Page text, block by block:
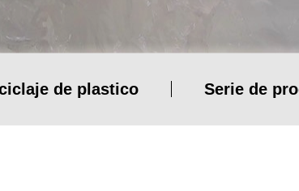
Otras
de plastico Serie de